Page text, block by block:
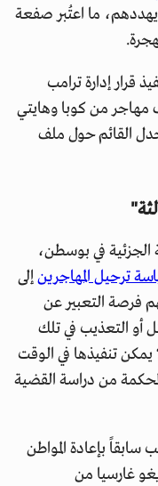
ما اعتُبر صفعة
قرار إدارة ترامب
الوضع القانوني لأكثر من 530 ألف مهاجر من كوبا وهايتي
القائم حول ملف
الجزئية في بوسطن،
ترحيل المهاجرينإلى
فرصة التعبير عن
أو التعذيب في تلك
يمكن تنفيذها في الوقت
من دراسة القضية
سابقاً بإعادة المواطن
غارسيا من